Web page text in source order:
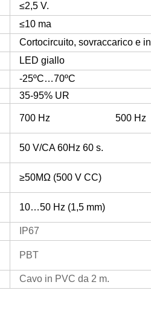
≤2,5 V.
≤10 ma
Cortocircuito, sovraccarico e
LED giallo
-25ºC…70ºC
35-95% UR
700 Hz 500 Hz
50 V/CA 60Hz 60 s.
≥50MΩ (500 V CC)
10…50 Hz (1,5 mm)
IP67
PBT
Cavo in PVC da 2 m.